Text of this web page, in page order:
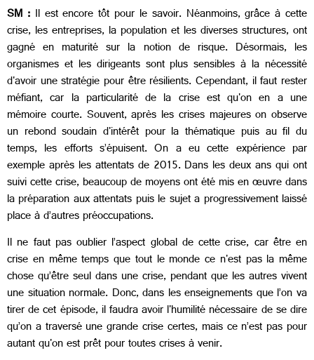
SM :Il est encore tôt pour le savoir. Néanmoins, grâce à cette
crise, les entreprises, la population et les diverses structures, ont
gagné en maturité sur la notion de risque. Désormais, les
organismes et les dirigeants sont plus sensibles à la nécessité
d'avoir une stratégie pour être résilients. Cependant, il faut rester
méfiant, car la particularité de la crise est qu'on en a une
mémoire courte. Souvent, après les crises majeures on observe
un rebond soudain d'intérêt pour la thématique puis au fil du
temps, les efforts s’épuisent. On a eu cette expérience par
exemple après les attentats de 2015. Dans les deux ans qui ont
suivi cette crise, beaucoup de moyens ont été mis en œuvre dans
la préparation aux attentats puis le sujet a progressivement laissé
place à d’autres préoccupations.
Il ne faut pas oublier l’aspect global de cette crise, car être en
crise en même temps que tout le monde ce n'est pas la même
chose qu’être seul dans une crise, pendant que les autres vivent
une situation normale. Donc, dans les enseignements que l’on va
tirer de cet épisode, il faudra avoir l'humilité nécessaire de se dire
qu’on a traversé une grande crise certes, mais ce n’est pas pour
autant qu'on est prêt pour toutes crises à venir.